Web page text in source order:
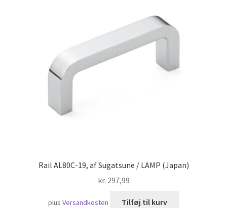
Rail AL80C-19, af Sugatsune / LAMP (Japan)
kr. 297,99
plusVersandkosten Tilføj til kurv